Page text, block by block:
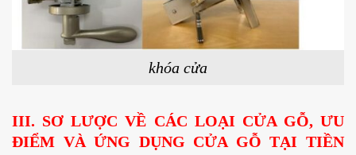
khóa cửa
III. SƠ LƯỢC VỀ CÁC LOẠI CỬA GỖ, ƯU
ĐIỂM VÀ ỨNG DỤNG CỬA GỖ TẠI TIỀN